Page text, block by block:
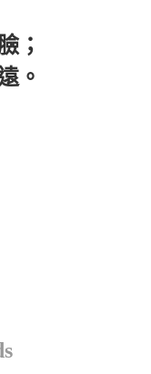
；
。